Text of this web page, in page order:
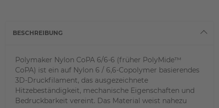
BESCHREIBUNG
Polymaker Nylon CoPA 6/6-6 (früher PolyMide™
CoPA) ist ein auf Nylon 6 / 6,6-Copolymer basierendes
3D-Druckfilament, das ausgezeichnete
Hitzebeständigkeit, mechanische Eigenschaften und
Bedruckbarkeit vereint. Das Material weist nahezu